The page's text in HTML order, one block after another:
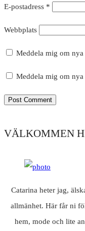
E-postadress *
Webbplats
Meddela mig om
Meddela mig om
VÄLKOMMEN
Catarina heter jag,
allmänhet. Här får ni
hem, mode och lite